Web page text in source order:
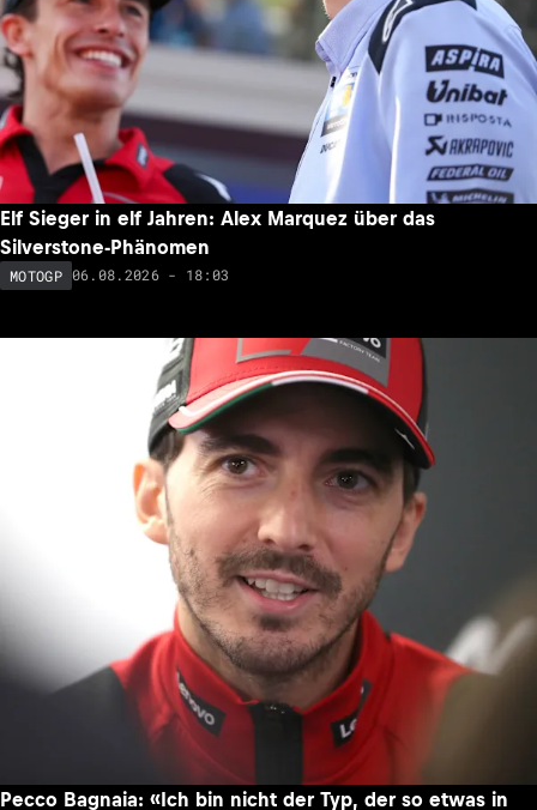
Elf Sieger in elf Jahren: Alex Marquez über das
Silverstone-Phänomen
MOTOGP 06.08.2026 - 18:03
Pecco Bagnaia: «Ich bin nicht der Typ, der so etwas in